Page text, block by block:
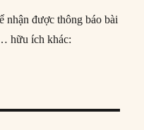
nhận được thông báo bài
hữu ích khác: